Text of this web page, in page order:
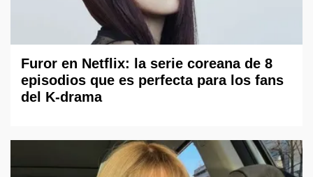
Furor en Netflix: la serie coreana de 8
episodios que es perfecta para los fans
del K-drama